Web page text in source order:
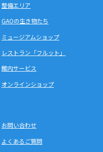
整備エリア
GAOの生き物たち
ミュージアムショップ
レストラン「フルット」
館内サービス
オンラインショップ
お問い合わせ
よくあるご質問